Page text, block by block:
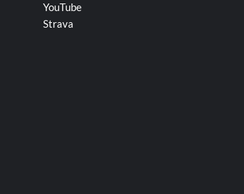
YouTube
Strava